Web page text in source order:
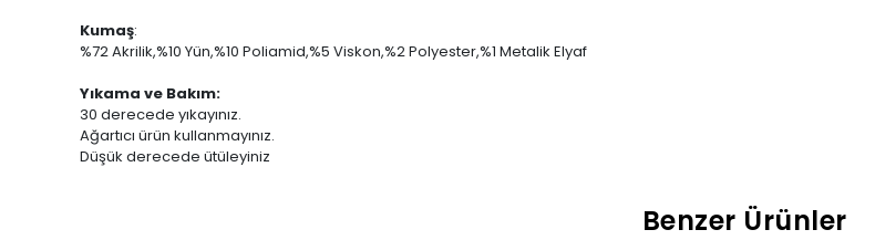
Kumaş:
%72 Akrilik,%10 Yün,%10 Poliamid,%5 Viskon,%2 Polyester,%1 Metalik Elyaf
Yıkama ve Bakım:
30 derecede yıkayınız.
Ağartıcı ürün kullanmayınız.
Düşük derecede ütüleyiniz
Benzer Ürünler